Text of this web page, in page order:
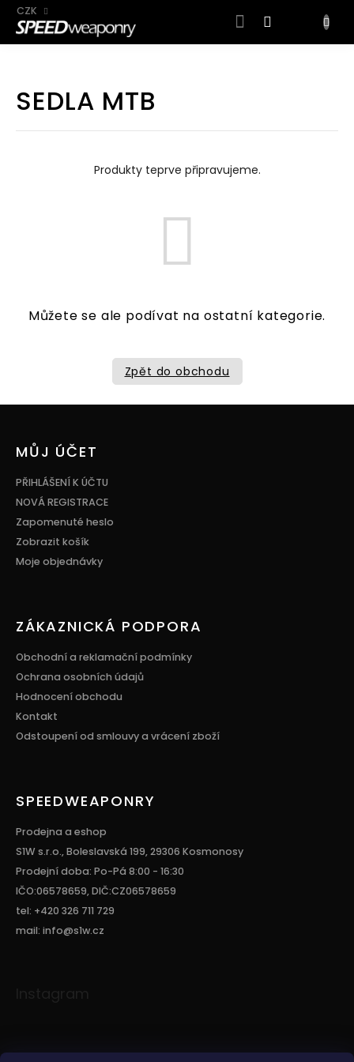
obsah
CZK
SEDLA MTB
Produkty teprve připravujeme.
Můžete se ale podívat na ostatní kategorie.
Zpět do obchodu
MŮJ ÚČET
PŘIHLÁŠENÍ K ÚČTU
NOVÁ REGISTRACE
Zapomenuté heslo
Zobrazit košík
Moje objednávky
ZÁKAZNICKÁ PODPORA
Obchodní a reklamační podmínky
Ochrana osobních údajů
Hodnocení obchodu
Kontakt
Odstoupení od smlouvy a vrácení zboží
SPEEDWEAPONRY
Prodejna a eshop
S1W s.r.o., Boleslavská 199, 29306 Kosmonosy
Prodejní doba: Po-Pá 8:00 - 16:30
IČO:06578659, DIČ:CZ06578659
tel: +420 326 711 729
mail: info@s1w.cz